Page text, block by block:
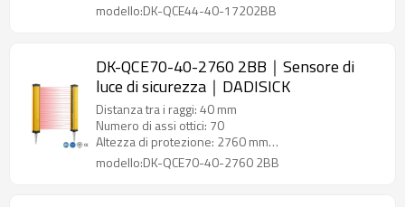
modello:DK-QCE44-40-17202BB
DK-QCE70-40-2760 2BB｜Sensore di
luce di sicurezza｜DADISICK
Distanza tra i raggi: 40 mm
Numero di assi ottici: 70
Altezza di protezione: 2760 mm
Uscite sensore di luce di sicurezza (OSSD)2 PNP
modello:DK-QCE70-40-2760 2BB